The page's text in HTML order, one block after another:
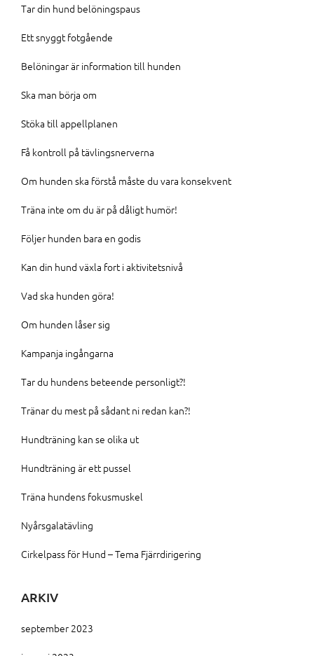
Tar din hund belöningspaus
Ett snyggt fotgående
Belöningar är information till hunden
Ska man börja om
Stöka till appellplanen
Få kontroll på tävlingsnerverna
Om hunden ska förstå måste du vara konsekvent
Träna inte om du är på dåligt humör!
Följer hunden bara en godis
Kan din hund växla fort i aktivitetsnivå
Vad ska hunden göra!
Om hunden låser sig
Kampanja ingångarna
Tar du hundens beteende personligt?!
Tränar du mest på sådant ni redan kan?!
Hundträning kan se olika ut
Hundträning är ett pussel
Träna hundens fokusmuskel
Nyårsgalatävling
Cirkelpass för Hund – Tema Fjärrdirigering
ARKIV
september 2023